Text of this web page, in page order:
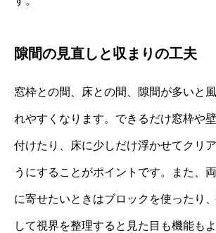
隙間の見直しと収まりの工夫
窓枠との間、床との間、隙間が多いと
れやすくなります。できるだけ窓枠や
付けたり、床に少しだけ浮かせてクリ
うにすることがポイントです。また、
に寄せたいときはブロックを使ったり
して視界を整理すると見た目も機能も